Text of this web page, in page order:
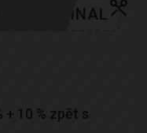
FINAL
10 % zpět s